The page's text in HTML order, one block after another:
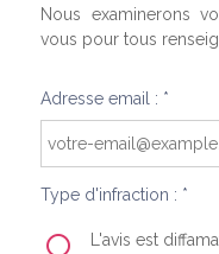
Nous examinerons
vous pour tous
Adresse email : *
Type d'infraction : *
L'avis est